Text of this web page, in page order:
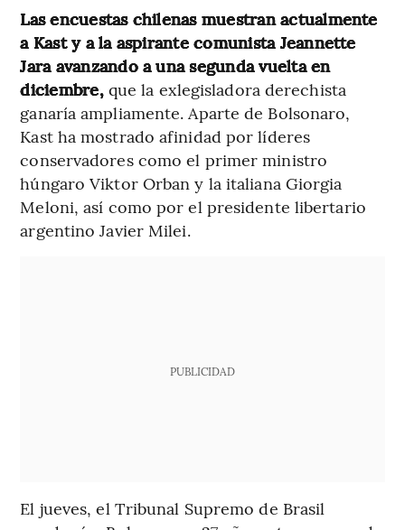
Las encuestas chilenas muestran actualmente
a Kast y a la aspirante comunista Jeannette
Jara avanzando a una segunda vuelta en
diciembre,que la exlegisladora derechista
ganaría ampliamente. Aparte de Bolsonaro,
Kast ha mostrado afinidad por líderes
conservadores como el primer ministro
húngaro Viktor Orban y la italiana Giorgia
Meloni, así como por el presidente libertario
argentino Javier Milei.
PUBLICIDAD
El jueves, el Tribunal Supremo de Brasil